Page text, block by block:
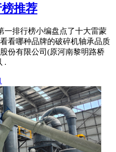
推荐
一排行榜小编盘点了十大雷蒙
看哪种品牌的破碎机轴承品质
份有限公司(原河南黎明路桥
.